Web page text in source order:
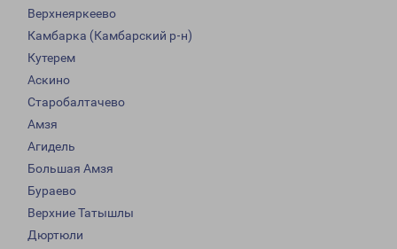
Верхнеяркеево
Камбарка (Камбарский р-н)
Кутерем
Аскино
Старобалтачево
Амзя
Агидель
Большая Амзя
Бураево
Верхние Татышлы
Дюртюли